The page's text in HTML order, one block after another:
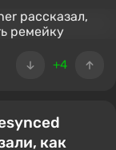
+4
как